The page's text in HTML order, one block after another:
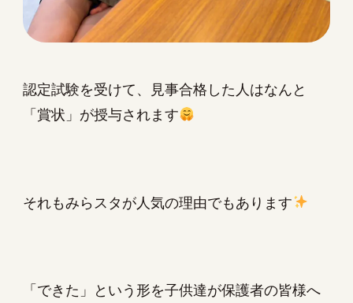
認定試験を受けて、見事合格した人はなんと
「賞状」が授与されます
それもみらスタが人気の理由でもあります
「できた」という形を子供達が保護者の皆様へ